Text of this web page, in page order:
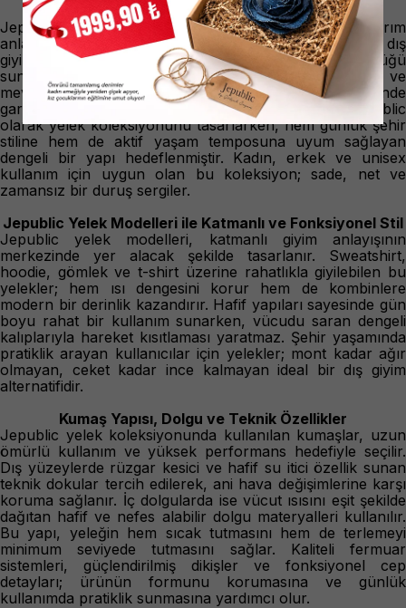
Jepublic Yelek Koleksiyonu
Jepublic yelek koleksiyonu, markanın fonksiyonel tasarım
anlayışını modern şehir yaşamına uyarladığı güçlü dış
giyim parçalarından oluşur. Yelek; hareket özgürlüğü
sunan yapısı, katmanlı kombinlere sağladığı esneklik ve
mevsim geçişlerinde sunduğu konfor sayesinde
gardırobun en kurtarıcı ürünlerinden biridir. Jepublic
olarak yelek koleksiyonunu tasarlarken, hem günlük şehir
stiline hem de aktif yaşam temposuna uyum sağlayan
dengeli bir yapı hedeflenmiştir. Kadın, erkek ve unisex
kullanım için uygun olan bu koleksiyon; sade, net ve
zamansız bir duruş sergiler.
Jepublic Yelek Modelleri ile Katmanlı ve Fonksiyonel Stil
Jepublic yelek modelleri, katmanlı giyim anlayışının
merkezinde yer alacak şekilde tasarlanır. Sweatshirt,
hoodie, gömlek ve t-shirt üzerine rahatlıkla giyilebilen bu
yelekler; hem ısı dengesini korur hem de kombinlere
modern bir derinlik kazandırır. Hafif yapıları sayesinde gün
boyu rahat bir kullanım sunarken, vücudu saran dengeli
kalıplarıyla hareket kısıtlaması yaratmaz. Şehir yaşamında
pratiklik arayan kullanıcılar için yelekler; mont kadar ağır
olmayan, ceket kadar ince kalmayan ideal bir dış giyim
alternatifidir.
Kumaş Yapısı, Dolgu ve Teknik Özellikler
Jepublic yelek koleksiyonunda kullanılan kumaşlar, uzun
ömürlü kullanım ve yüksek performans hedefiyle seçilir.
Dış yüzeylerde rüzgar kesici ve hafif su itici özellik sunan
teknik dokular tercih edilerek, ani hava değişimlerine karşı
koruma sağlanır. İç dolgularda ise vücut ısısını eşit şekilde
dağıtan hafif ve nefes alabilir dolgu materyalleri kullanılır.
Bu yapı, yeleğin hem sıcak tutmasını hem de terlemeyi
minimum seviyede tutmasını sağlar. Kaliteli fermuar
sistemleri, güçlendirilmiş dikişler ve fonksiyonel cep
detayları; ürünün formunu korumasına ve günlük
kullanımda pratiklik sunmasına yardımcı olur.